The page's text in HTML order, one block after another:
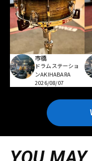
市橋
ドラムステーショ
ンAKIHABARA
2026/08/07